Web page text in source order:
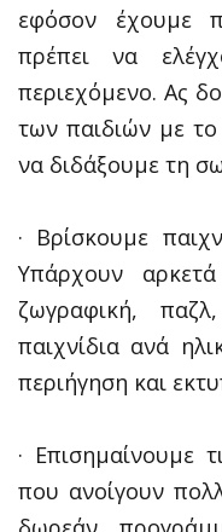
εφόσον έχουμε
πρέπει να
περιεχόμενο. Ας
των παιδιών με
να διδάξουμε τη
· Βρίσκουμε
Υπάρχουν
ζωγραφική,
παιχνίδια ανά
περιήγηση και
· Επισημαίνουμε
που ανοίγουν